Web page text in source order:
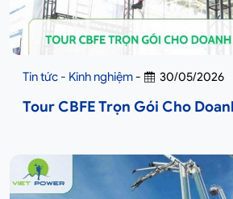
Tin tức - Kinh nghiệm - 30/05/2026
Tour CBFE Trọn Gói Cho